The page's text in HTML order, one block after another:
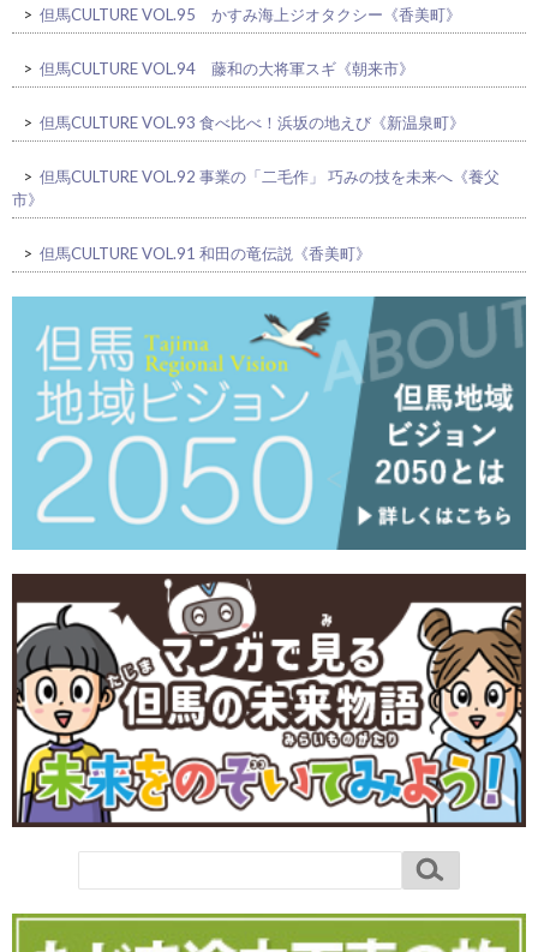
> 但馬CULTURE VOL.95 かすみ海上ジオタクシー《香美町》
> 但馬CULTURE VOL.94 藤和の大将軍スギ《朝来市》
> 但馬CULTURE VOL.93 食べ比べ！浜坂の地えび《新温泉町》
> 但馬CULTURE VOL.92 事業の「二毛作」 巧みの技を未来へ《養父
市》
> 但馬CULTURE VOL.91 和田の竜伝説《香美町》